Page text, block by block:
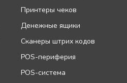
Принтеры чеков
Денежные ящики
Сканеры штрих кодов
POS-периферия
POS-система